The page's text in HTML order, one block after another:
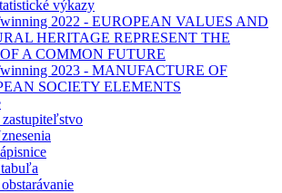
výkazy
2022 - EUROPEAN VALUES AND
HERITAGE REPRESENT THE
A COMMON FUTURE
2023 - MANUFACTURE OF
SOCIETY ELEMENTS
zastupiteľstvo